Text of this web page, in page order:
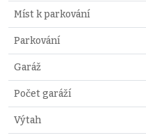
Míst k parkování
Parkování
Garáž
Počet garáží
Výtah